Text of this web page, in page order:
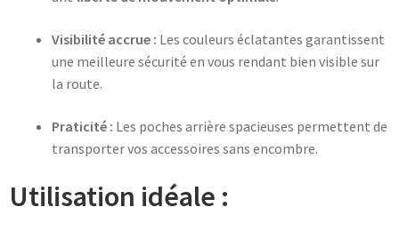
Visibilité accrue : Les couleurs éclatantes garantissent
une meilleure sécurité en vous rendant bien visible sur
la route.
Praticité : Les poches arrière spacieuses permettent de
transporter vos accessoires sans encombre.
Utilisation idéale :